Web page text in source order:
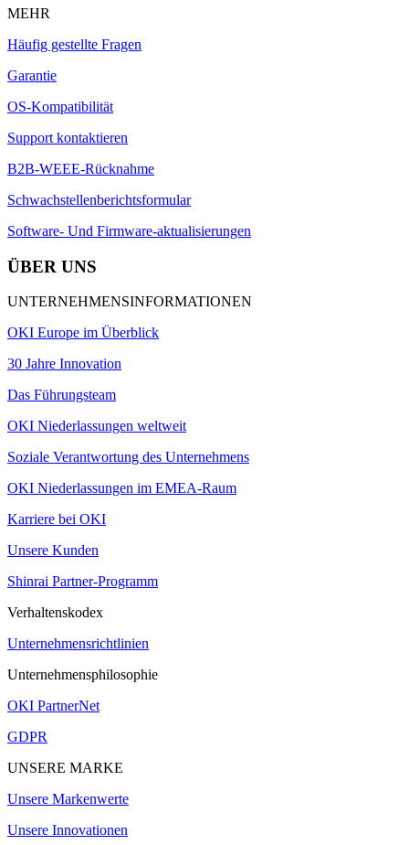
MEHR
Häufig gestellte Fragen
Garantie
OS-Kompatibilität
Support kontaktieren
B2B-WEEE-Rücknahme
Schwachstellenberichtsformular
Software- Und Firmware-aktualisierungen
ÜBER UNS
UNTERNEHMENSINFORMATIONEN
OKI Europe im Überblick
30 Jahre Innovation
Das Führungsteam
OKI Niederlassungen weltweit
Soziale Verantwortung des Unternehmens
OKI Niederlassungen im EMEA-Raum
Karriere bei OKI
Unsere Kunden
Shinrai Partner-Programm
Verhaltenskodex
Unternehmensrichtlinien
Unternehmensphilosophie
OKI PartnerNet
GDPR
UNSERE MARKE
Unsere Markenwerte
Unsere Innovationen